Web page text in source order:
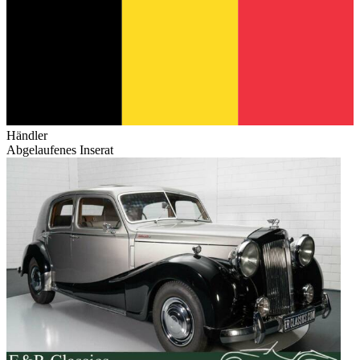
Händler
Abgelaufenes Inserat